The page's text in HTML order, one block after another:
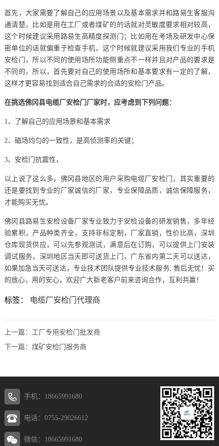
首先，大家需要了解自己的应用场景以及基本需求并和路易生客服沟
通清楚，比如是用在工厂或者煤矿的的话就对灵敏度要求相对较高，
这个时候建议采用路易生高精度探测门；比如用在考场及研发中心保
密单位的话就偏重于检查手机，这个时候就建议采用我们专业的手机
安检门，所以不同的使用场所功能侧重点不一样并且对产品的要求是
不同的，所以，首先要对自己的使用场所和基本要求有一定的了解，
这样才更容易找到适合自己需求的合适的安检门产品。
在挑选佛冈县电缆厂安检门厂家时，应考虑到下列问题：
1、了解自己的应用场景和基本需求
2、磁场均匀的一致性，是高侦测率的关键；
3、安检门抗震性，
以上说了这么多，佛冈县地区的用户采购电缆厂安检门，其实重要的
还是要找到专业的厂家诚信的厂家，专业保障品质，诚信保障服务，
才能购买无忧。
佛冈县路易生安检设备厂家专业致力于安检设备的研发销售，多年经
验累积，产品种类齐全，支持非标定制，厂家直销，性价比高，深圳
仓库现货供应，可以先参观测试，满意后在订购，可以提供上门安装
调试服务，深圳地区当天即可送货上门，广东省内第二天可以送达，
如果加急当天可送达，专业技术团队提供专业技术服务, 售后无忧！买
的放心，用的安心，欢迎广大新老客户前来咨询合作，互利共赢！
标签： 电缆厂安检门代理商
上一篇： 工厂专用安检门批发商
下一篇： 煤矿安检门服务商
手机：18665991680
电话：0755-29026612
微信：18665991680